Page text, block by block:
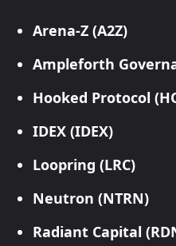
Arena-Z (A2Z)
Ampleforth
Hooked Protocol
IDEX (IDEX)
Loopring (LRC)
Neutron (NTRN)
Radiant Capital